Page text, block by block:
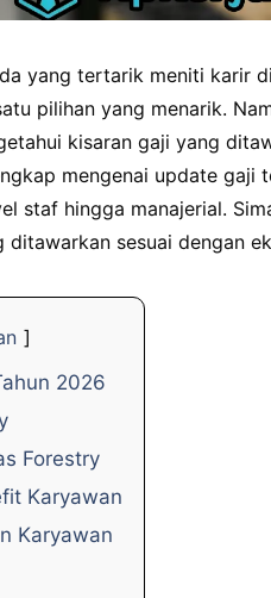
yang tertarik meniti karir
pilihan yang menarik.
kisaran gaji yang
mengenai update gaji
staf hingga manajerial.
ditawarkan sesuai dengan
2026
Forestry
Karyawan
Karyawan